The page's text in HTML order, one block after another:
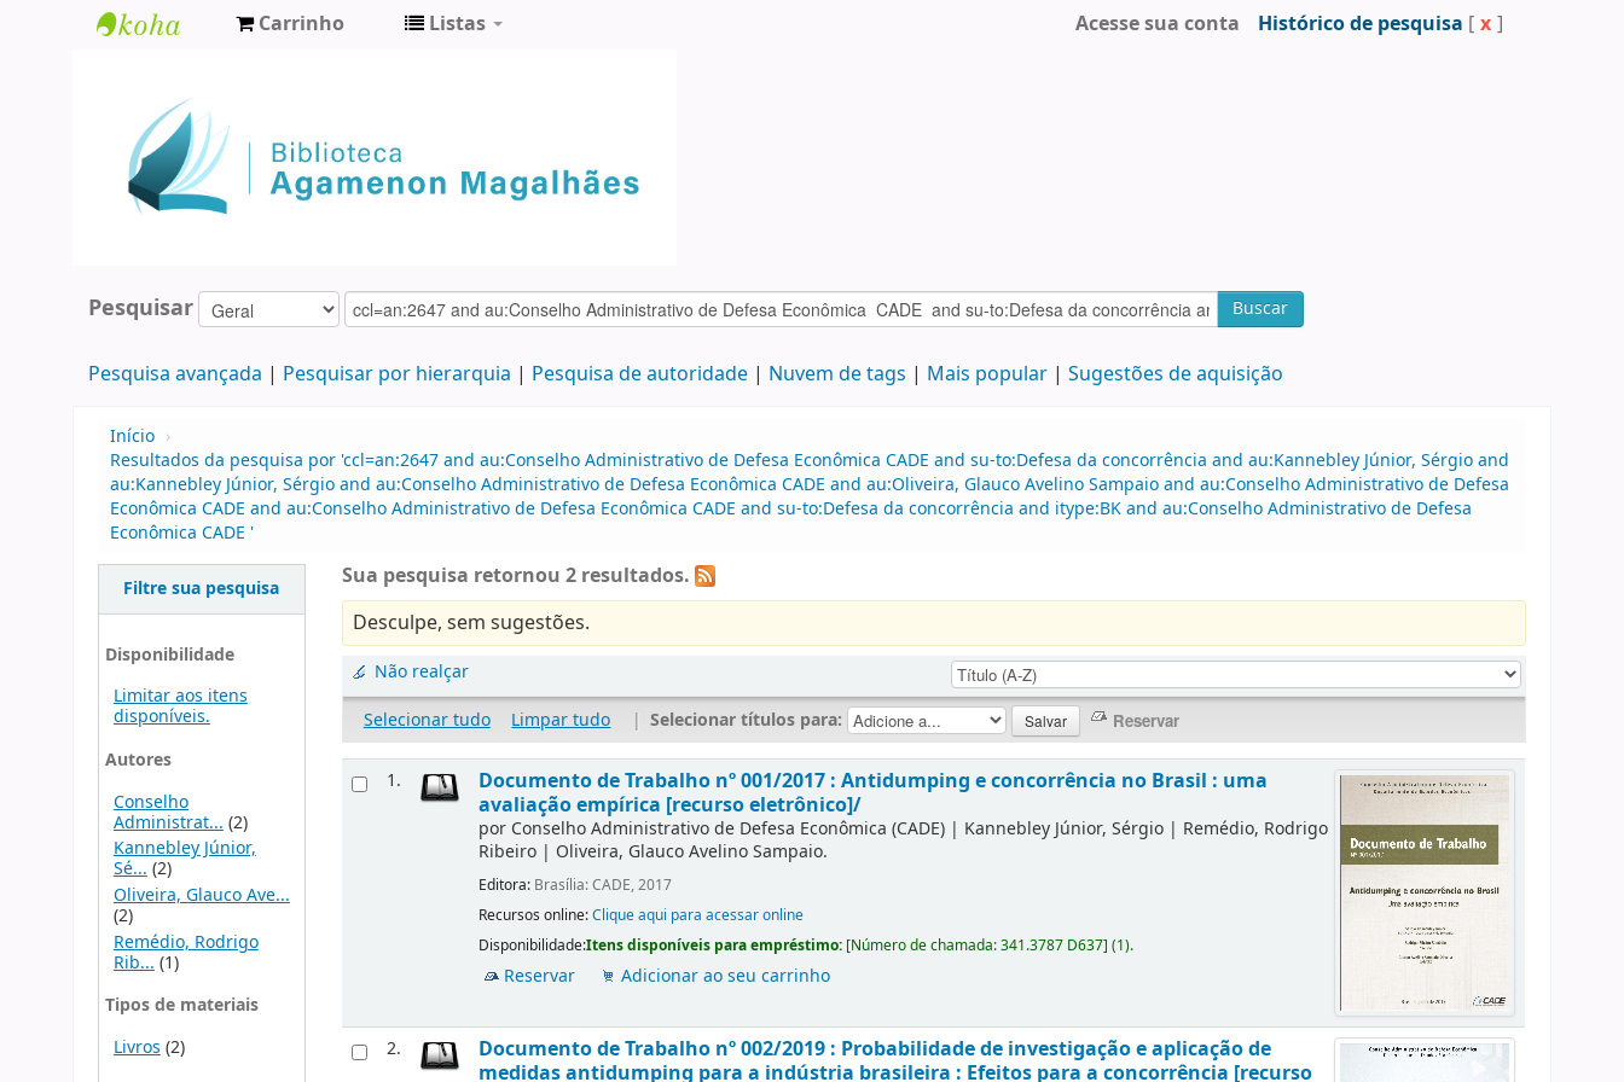
Agamenon
Magalhães
Carrinho Listas Acesse sua conta Histórico de pesquisa [ x ]
Pesquisar Buscar
Pesquisa avançada Pesquisar por hierarquia Pesquisa de autoridade Nuvem de tags Mais popular Sugestões de aquisição
Início ›
Resultados da pesquisa por 'ccl=an:2647 and au:Conselho Administrativo de Defesa Econômica CADE and su-to:Defesa da concorrência and au:Kannebley Júnior, Sérgio and
au:Kannebley Júnior, Sérgio and au:Conselho Administrativo de Defesa Econômica CADE and au:Oliveira, Glauco Avelino Sampaio and au:Conselho Administrativo de Defesa
Econômica CADE and au:Conselho Administrativo de Defesa Econômica CADE and su-to:Defesa da concorrência and itype:BK and au:Conselho Administrativo de Defesa
Econômica CADE '
Filtre sua pesquisa
Disponibilidade
Limitar aos itens
disponíveis.
Autores
Conselho
Administrat... (2)
Kannebley Júnior,
Sé...(2)
Oliveira, Glauco Ave...
(2)
Remédio, Rodrigo
Rib... (1)
Tipos de materiais
Livros (2)
Sua pesquisa retornou 2 resultados.
Desculpe, sem sugestões.
Não realçar
Selecionar tudo
Limpar tudo | Selecionar títulos para:
1.
Documento de Trabalho nº 001/2017 : Antidumping e concorrência no Brasil : uma
avaliação empírica [recurso eletrônico]/
por Conselho Administrativo de Defesa Econômica (CADE) | Kannebley Júnior, Sérgio | Remédio, Rodrigo
Ribeiro | Oliveira, Glauco Avelino Sampaio.
Editora: Brasília: CADE, 2017
Recursos online:Clique aqui para acessar online
Disponibilidade:Itens disponíveis para empréstimo: [Número de chamada:341.3787 D637](1).
Reservar Adicionar ao seu carrinho
2.
Documento de Trabalho nº 002/2019 : Probabilidade de investigação e aplicação de
medidas antidumping para a indústria brasileira : Efeitos para a concorrência [recurso